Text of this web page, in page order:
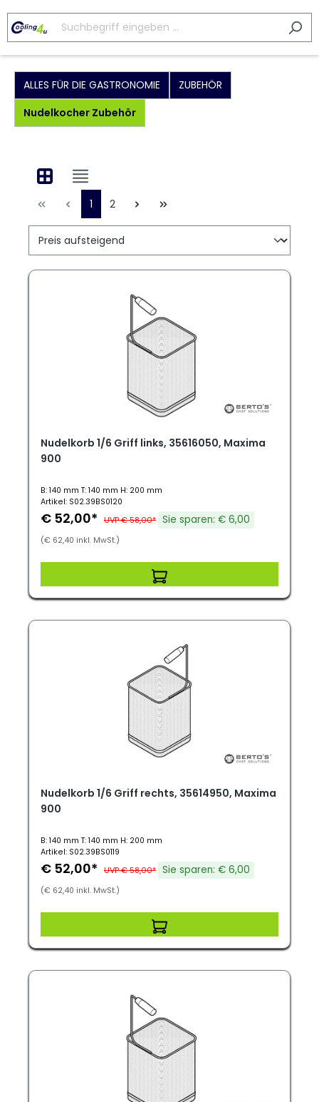
ALLES FÜR DIE GASTRONOMIE
ZUBEHÖR
Nudelkocher Zubehör
1 2
Nudelkorb 1/6 Griff links, 35616050, Maxima
900
B: 140 mm T: 140 mm H: 200 mm
Artikel: S02.39BS0120
€ 52,00* UVP € 58,00* Sie sparen: € 6,00
(€ 62,40 inkl. MwSt.)
Nudelkorb 1/6 Griff rechts, 35614950, Maxima
900
B: 140 mm T: 140 mm H: 200 mm
Artikel: S02.39BS0119
€ 52,00* UVP € 58,00* Sie sparen: € 6,00
(€ 62,40 inkl. MwSt.)